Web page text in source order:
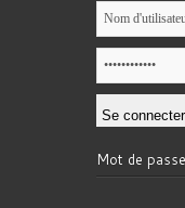
Mot de